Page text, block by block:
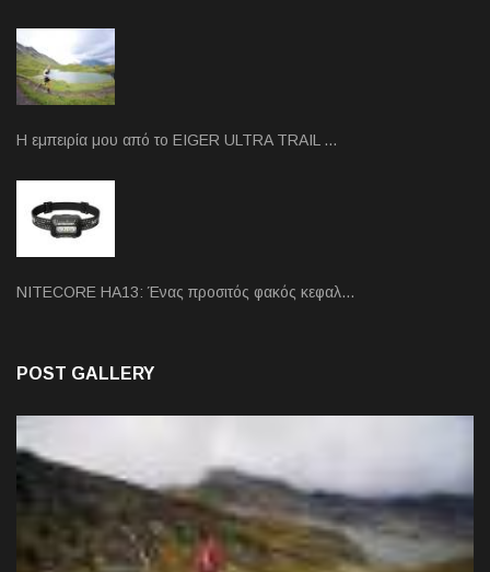
Η εμπειρία μου από το EIGER ULTRA TRAIL …
NITECORE HA13: Ένας προσιτός φακός κεφαλ…
POST GALLERY